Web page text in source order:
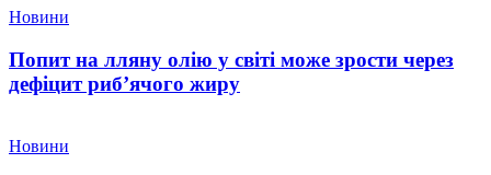
Новини
Попит на лляну олію у світі може зрости через
дефіцит риб’ячого жиру
Новини